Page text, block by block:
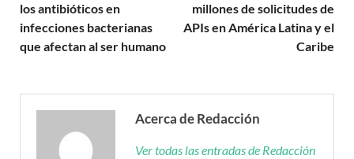
los antibióticos en
infecciones bacterianas
que afectan al ser humano
millones de solicitudes de
APIs en América Latina y el
Caribe
Acerca de Redacción
Ver todas las entradas de Redacción